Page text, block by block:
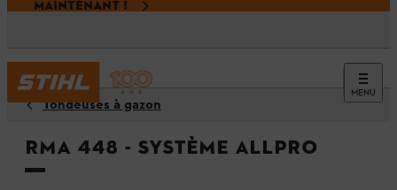
MAINTENANT !
MENU
Tondeuses à gazon
RMA 448 - Système ALLPRO